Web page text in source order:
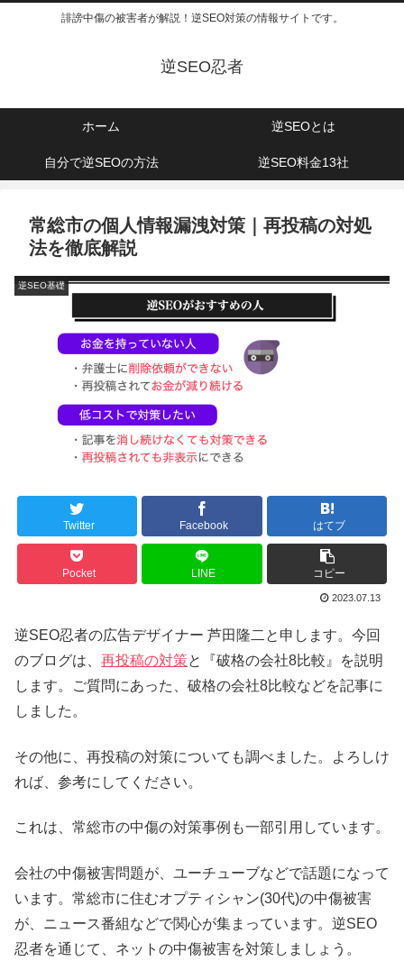
誹謗中傷の被害者が解説！逆SEO対策の情報サイトです。
逆SEO忍者
ホーム 逆SEOとは
自分で逆SEOの方法 逆SEO料金13社
常総市の個人情報漏洩対策｜再投稿の対処
法を徹底解説
逆SEO基礎
Twitter Facebook はてブ
Pocket LINE コピー
2023.07.13
逆SEO忍者の広告デザイナー 芦田隆二と申します。今回
のブログは、 再投稿の対策と『破格の会社8比較』を説明
します。ご質問にあった、破格の会社8比較などを記事に
しました。
その他に、再投稿の対策についても調べました。よろしけ
れば、参考にしてください。
これは、常総市の中傷の対策事例も一部引用しています。
会社の中傷被害問題が、ユーチューブなどで話題になって
います。常総市に住むオプティシャン(30代)の中傷被害
が、ニュース番組などで関心が集まっています。逆SEO
忍者を通じて、ネットの中傷被害を対策しましょう。